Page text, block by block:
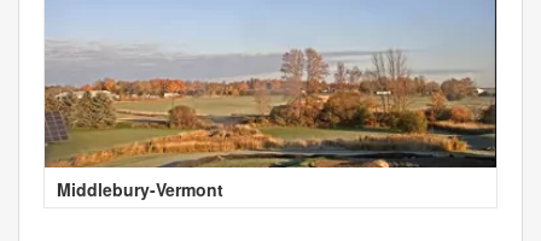
Middlebury-Vermont